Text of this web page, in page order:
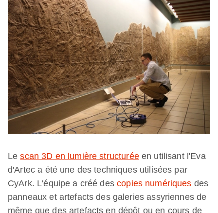
Lescan 3D en lumière structuréeen utilisant l'Eva
d'Artec a été une des techniques utilisées par
CyArk. L'équipe a créé descopies numériques des
panneaux et artefacts des galeries assyriennes de
même que des artefacts en dépôt ou en cours de